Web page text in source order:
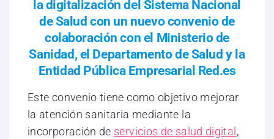
la digitalización del Sistema Nacional
de Salud con un nuevo convenio de
colaboración con el Ministerio de
Sanidad, el Departamento de Salud y la
Entidad Pública Empresarial Red.es
Este convenio tiene como objetivo mejorar
la atención sanitaria mediante la
incorporación de servicios de salud digital ,